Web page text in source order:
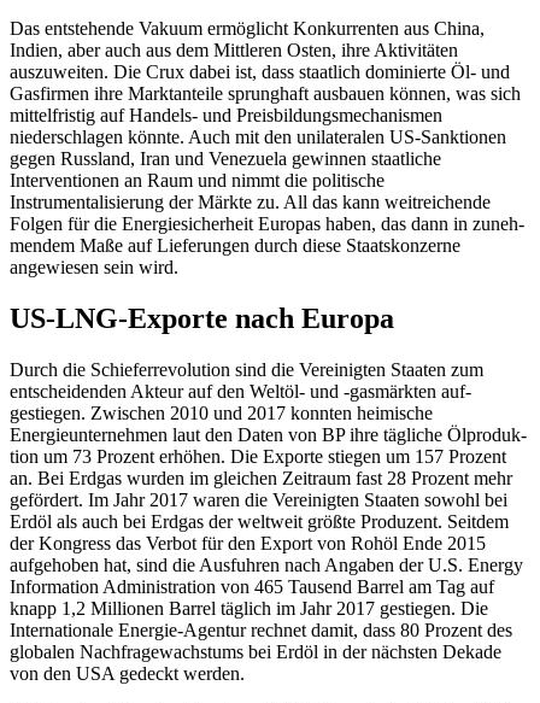
Das entstehende Vakuum ermöglicht Konkurrenten aus China,
Indien, aber auch aus dem Mittleren Osten, ihre Aktivitäten
auszuweiten. Die Crux dabei ist, dass staat­lich dominierte Öl- und
Gas­firmen ihre Marktanteile sprunghaft ausbauen können, was sich
mittelfristig auf Handels- und Preisbildungsmechanismen
niederschlagen könnte. Auch mit den unilateralen US-Sank­tio­nen
gegen Russland, Iran und Venezuela gewinnen staatliche
Interventionen an Raum und nimmt die politische
Instrumentalisierung der Märkte zu. All das kann weitreichende
Folgen für die Energie­sicher­heit Europas haben, das dann in zuneh­
men­dem Maße auf Lieferungen durch diese Staatskonzerne
angewiesen sein wird.
US-LNG-Exporte nach Europa
Durch die Schieferrevolution sind die Ver­einigten Staaten zum
entscheidenden Ak­teur auf den Weltöl- und ‑gasmärkten auf­
gestiegen. Zwischen 2010 und 2017 konn­ten heimische
Energieunternehmen laut den Daten von BP ihre tägliche Ölproduk­
tion um 73 Pro­zent erhöhen. Die Exporte stiegen um 157 Pro­zent
an. Bei Erdgas wur­den im gleichen Zeitraum fast 28 Prozent mehr
gefördert. Im Jahr 2017 waren die Vereinigten Staaten so­wohl bei
Erdöl als auch bei Erdgas der welt­weit größte Produ­zent. Seitdem
der Kon­gress das Verbot für den Export von Rohöl Ende 2015
aufgehoben hat, sind die Ausfuhren nach Angaben der U.S. Energy
Information Administration von 465 Tausend Barrel am Tag auf
knapp 1,2 Millionen Barrel täglich im Jahr 2017 ge­stiegen. Die
Internationale Energie-Agen­tur rechnet damit, dass 80 Pro­zent des
glo­balen Nachfragewachstums bei Erdöl in der nächs­ten Dekade
von den USA gedeckt werden.